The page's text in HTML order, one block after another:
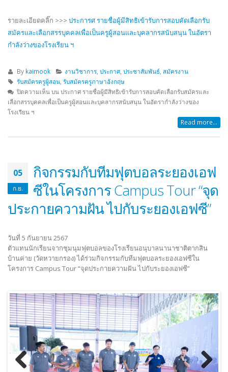
รายละเอียดคลิ๊ก >>> ประการศ รายชื่อผู้มีสิทธิเข้ารับการสอบคัดเลือกรับ
สมัครและเลือกสรรบุคคลเพื่อเป็นครูผู้สอนและบุคลากรสนับสนุน ในอัตรา
กำลังว่างของโรงเรียน ฯ
By kaimook งานวิชาการ ,ประกาศ ,ประชาสัมพันธ์ ,สมัครงาน
รับสมัครครูผู้สอน, รับสมัครครูภาษาอังกฤษ
ปิดความเห็นบน ประกาศ รายชื่อผู้มีสิทธิเข้ารับการสอบคัดเลือกรับสมัครและ
เลือกสรรบุคคลเพื่อเป็นครูผู้สอนและบุคลากรสนับสนุน ในอัตรากำลังว่างของ
โรงเรียน ฯ
Read more...
05
ก.ย.
กิจกรรมกับทีมฟุตบอลระยองเอฟ
ซีในโครงการ Campus Tour “จุด
ประกายความฝัน ไปกับระยองเอฟซี”
วันที่ 5 กันยายน 2567
ตัวแทนนักเรียนจากชุมนุมฟุตบอลของโรงเรียนอนุบาลนานาชาติตากสิน
บ้านค่าย (วัดหวายกรอง) ได้ร่วมกิจกรรมกับทีมฟุตบอลระยองเอฟซีใน
โครงการ Campus Tour “จุดประกายความฝัน ไปกับระยองเอฟซี”